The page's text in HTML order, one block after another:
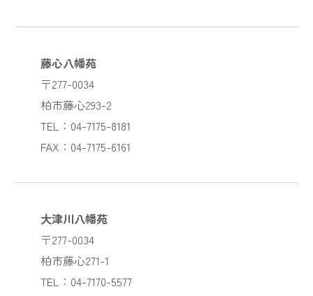
藤心八幡苑
〒277-0034
柏市藤心293-2
TEL：04-7175-8181
FAX：04-7175-6161
大津川八幡苑
〒277-0034
柏市藤心271-1
TEL：04-7170-5577